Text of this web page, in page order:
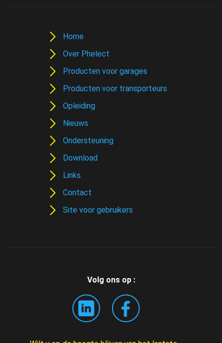
Home
Over Phelect
Producten voor garages
Producten voor transporteurs
Opleiding
Nieuws
Ondersteuning
Download
Links
Contact
Site voor gebruikers
Volg ons op :